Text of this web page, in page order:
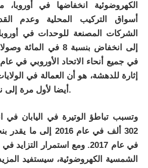
الكهروضوئية انخفاضها في
أسواق التركيب المحلية وعدم
الشركات المصنعة للوحدات في
إثارة للدهشة، هو أن العمالة في
أيضا لأول مرة إلى نحو 233 ألف وظيفة.
وتسبب تباطؤ الوتيرة في اليابان في
في عام 2017. ومع استمرار
الشمسية الكهروضوئية، سيستفيد